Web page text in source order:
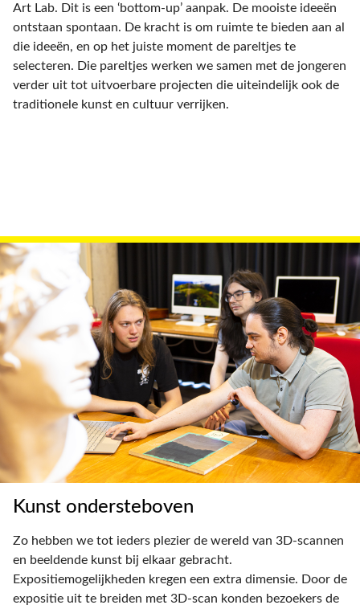
Art Lab. Dit is een ‘bottom-up’ aanpak. De mooiste ideeën
ontstaan spontaan. De kracht is om ruimte te bieden aan al
die ideeën, en op het juiste moment de pareltjes te
selecteren. Die pareltjes werken we samen met de jongeren
verder uit tot uitvoerbare projecten die uiteindelijk ook de
traditionele kunst en cultuur verrijken.
Kunst ondersteboven
Zo hebben we tot ieders plezier de wereld van 3D-scannen
en beeldende kunst bij elkaar gebracht.
Expositiemogelijkheden kregen een extra dimensie. Door de
expositie uit te breiden met 3D-scan konden bezoekers de